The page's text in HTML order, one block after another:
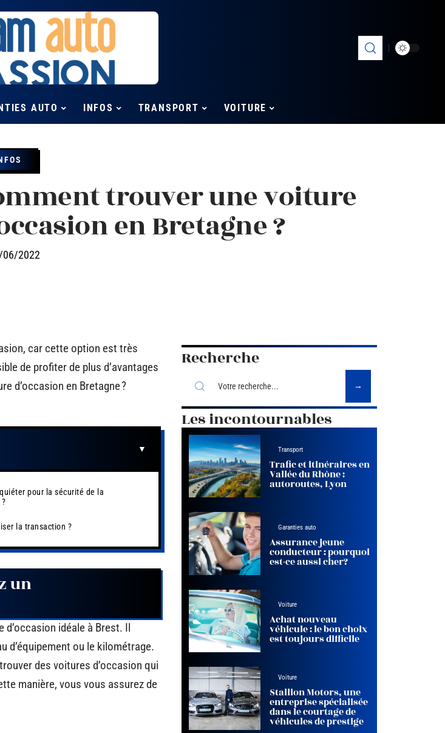
AUTO INFOS TRANSPORT VOITURE
trouver une voiture
en Bretagne ?
2022
car cette option est très
de profiter de plus d’avantages
d’occasion en Bretagne ?
pour la sécurité de la
la transaction ?
un
idéale à Brest. Il
d’équipement ou le kilométrage.
des voitures d’occasion qui
manière, vous vous assurez de
Recherche
Les incontournables
Transport
Trafic et itinéraires en
Vallée du Rhône :
autoroutes, Lyon
Garanties auto
Assurance jeune
conducteur : pourquoi
est-ce aussi cher?
Voiture
Achat nouveau
véhicule : le bon choix
est toujours difficile
Voiture
Stallion Motors, une
entreprise spécialisée
dans le courtage de
véhicules de prestige